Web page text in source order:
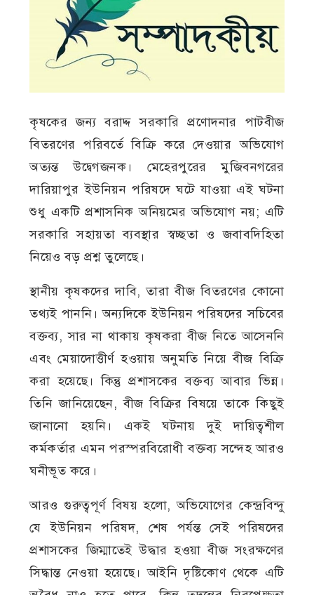
কৃষকের জন্য বরাদ্দ সরকারি প্রণোদনার পাটবীজ
বিতরণের পরিবর্তে বিক্রি করে দেওয়ার অভিযোগ
অত্যন্ত উদ্বেগজনক। মেহেরপুরের মুজিবনগরের
দারিয়াপুর ইউনিয়ন পরিষদে ঘটে যাওয়া এই ঘটনা
শুধু একটি প্রশাসনিক অনিয়মের অভিযোগ নয়; এটি
সরকারি সহায়তা ব্যবস্থার স্বচ্ছতা ও জবাবদিহিতা
নিয়েও বড় প্রশ্ন তুলেছে।
স্থানীয় কৃষকদের দাবি, তারা বীজ বিতরণের কোনো
তথ্যই পাননি। অন্যদিকে ইউনিয়ন পরিষদের সচিবের
বক্তব্য, সার না থাকায় কৃষকরা বীজ নিতে আসেননি
এবং মেয়াদোত্তীর্ণ হওয়ায় অনুমতি নিয়ে বীজ বিক্রি
করা হয়েছে। কিন্তু প্রশাসকের বক্তব্য আবার ভিন্ন।
তিনি জানিয়েছেন, বীজ বিক্রির বিষয়ে তাকে কিছুই
জানানো হয়নি। একই ঘটনায় দুই দায়িত্বশীল
কর্মকর্তার এমন পরস্পরবিরোধী বক্তব্য সন্দেহ আরও
ঘনীভূত করে।
আরও গুরুত্বপূর্ণ বিষয় হলো, অভিযোগের কেন্দ্রবিন্দু
যে ইউনিয়ন পরিষদ, শেষ পর্যন্ত সেই পরিষদের
প্রশাসকের জিম্মাতেই উদ্ধার হওয়া বীজ সংরক্ষণের
সিদ্ধান্ত নেওয়া হয়েছে। আইনি দৃষ্টিকোণ থেকে এটি